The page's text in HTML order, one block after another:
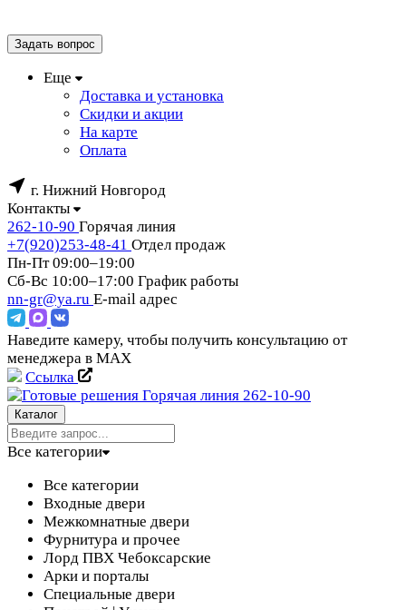
Задать вопрос
Еще
Доставка и установка
Скидки и акции
На карте
Оплата
г. Нижний Новгород
Контакты
262-10-90 Горячая линия
+7(920)253-48-41 Отдел продаж
Пн-Пт 09:00–19:00
Сб-Вс 10:00–17:00 График работы
nn-gr@ya.ru E-mail адрес
Наведите камеру, чтобы получить консультацию от
менеджера в MAX
Ссылка
Горячая линия 262-10-90
Каталог
Все категории
Все категории
Входные двери
Межкомнатные двери
Фурнитура и прочее
Лорд ПВХ Чебоксарские
Арки и порталы
Специальные двери